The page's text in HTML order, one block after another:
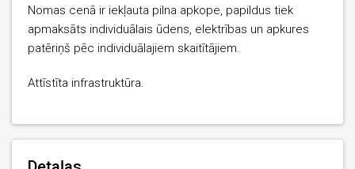
Nomas cenā ir iekļauta pilna apkope, papildus tiek
apmaksāts individuālais ūdens, elektrības un apkures
patēriņš pēc individuālajiem skaitītājiem.
Attīstīta infrastruktūra.